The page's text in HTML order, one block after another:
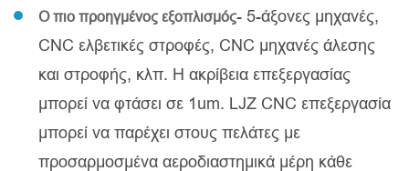
Ο πιο προηγμένος εξοπλισμός- 5-άξονες μηχανές,
CNC ελβετικές στροφές, CNC μηχανές άλεσης
και στροφής, κλπ. Η ακρίβεια επεξεργασίας
μπορεί να φτάσει σε 1um. LJZ CNC επεξεργασία
μπορεί να παρέχει στους πελάτες με
προσαρμοσμένα αεροδιαστημικά μέρη κάθε